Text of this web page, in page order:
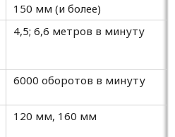
150 мм (и более)
4,5; 6,6 метров в минуту
6000 оборотов в минуту
120 мм, 160 мм